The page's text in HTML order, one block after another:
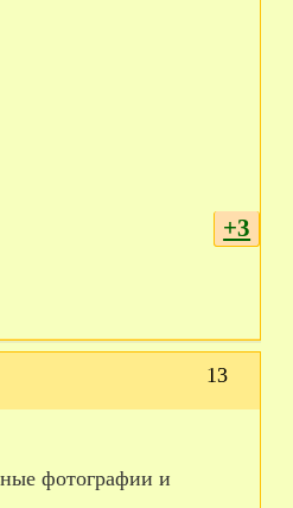
+3
13
фотографии и